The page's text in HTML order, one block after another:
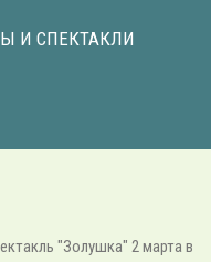
И СПЕКТАКЛИ
"Золушка" 2 марта в